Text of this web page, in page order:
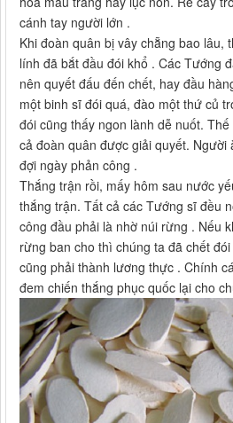
cánh tay người lớn .
Khi đoàn quân bị vây chẵng bao lâu,
lính đã bắt đầu đói khổ . Các Tướng
nên quyết đấu đến chết, hay đầu
một binh sĩ đói quá, đào một thứ củ
đói cũng thấy ngon lành dễ nuốt.
cả đoàn quân được giải quyết. Người
đợi ngày phản công .
Thắng trận rồi, mấy hôm sau nước
thắng trận. Tất cả các Tướng sĩ đều
công đầu phải là nhờ núi rừng . Nếu
rừng ban cho thì chúng ta đã chết
cũng phải thành lương thực . Chính
đem chiến thắng phục quốc lại cho